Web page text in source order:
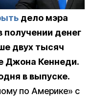
дело мэра
денег
двух тысяч
Джона Кеннеди.
в выпуске.
по Америке» с